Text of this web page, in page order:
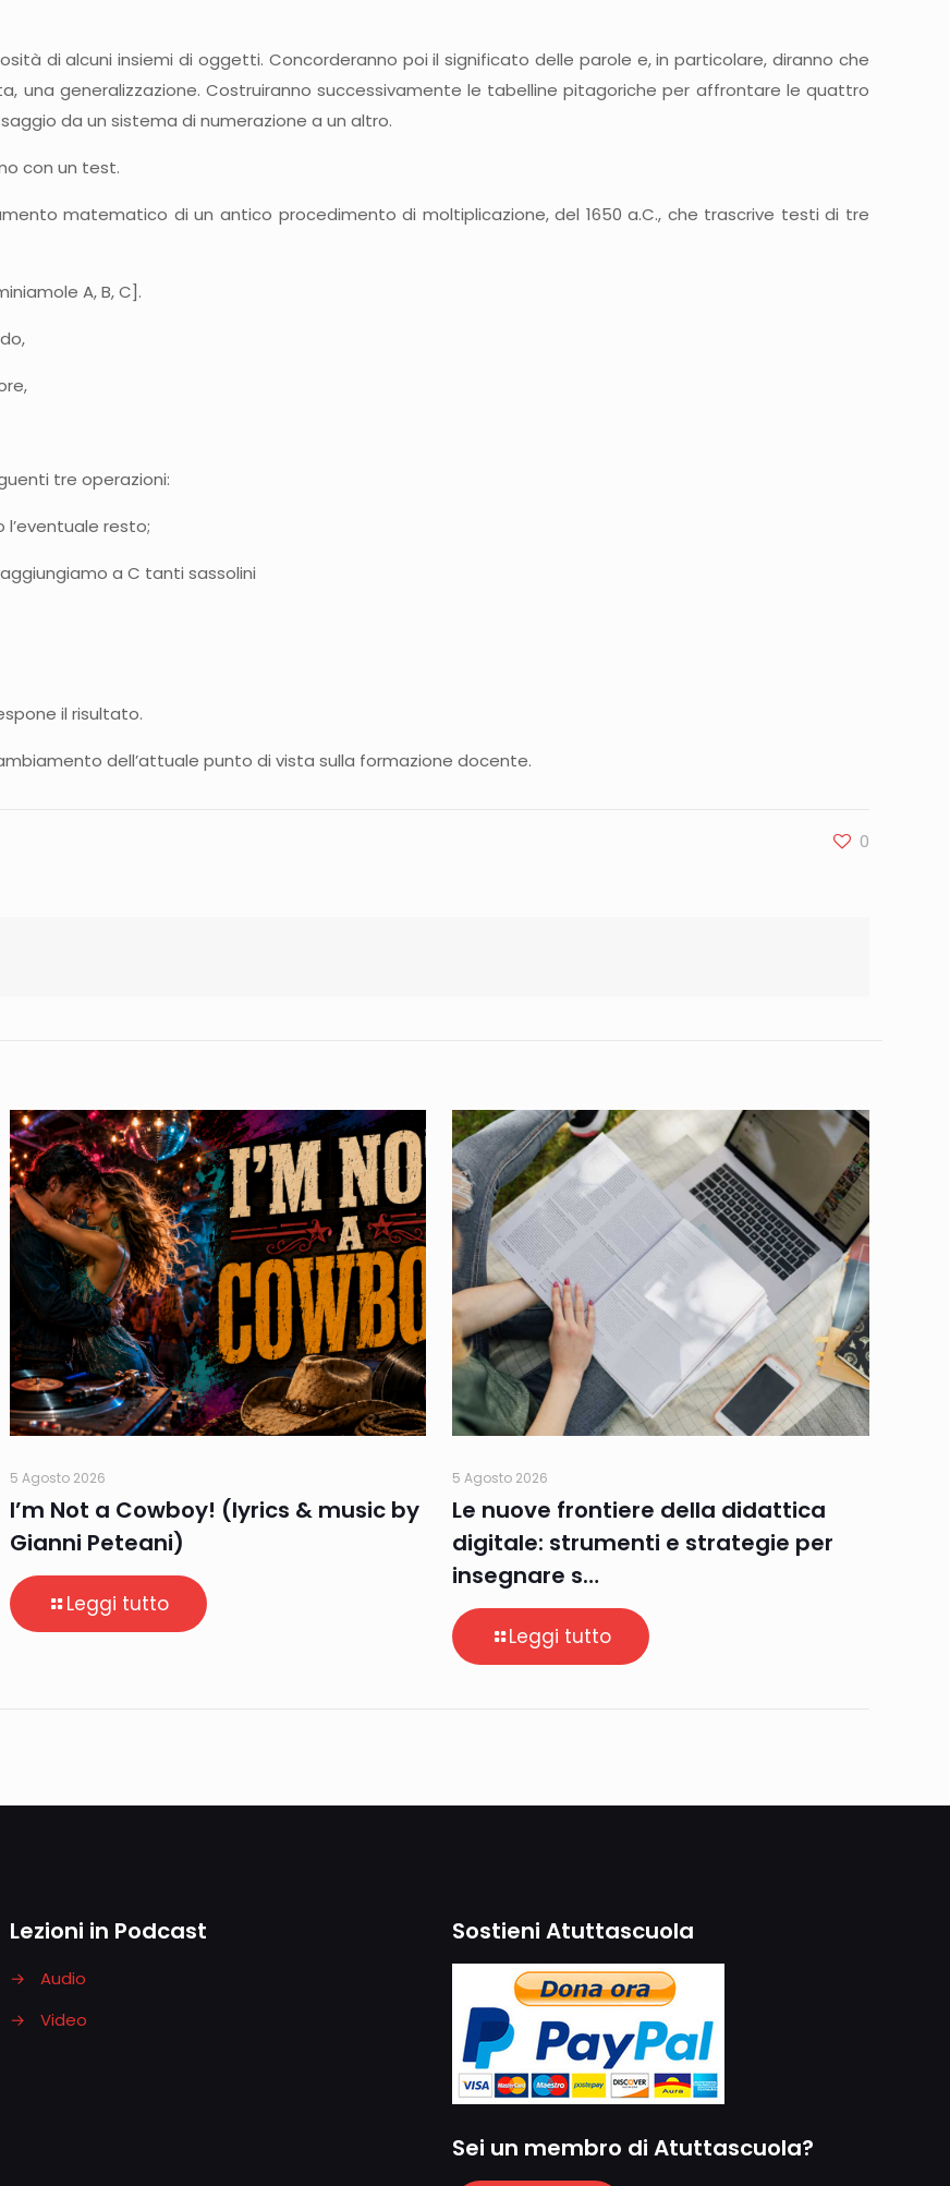
di alcuni insiemi di oggetti. Concorderanno poi il significato delle parole e, in particolare, diranno che
una generalizzazione. Costruiranno successivamente le tabelline pitagoriche per affrontare le quattro
da un sistema di numerazione a un altro.
con un test.
matematico di un antico procedimento di moltiplicazione, del 1650 a.C., che trascrive testi di tre
A, B, C].
tre operazioni:
l’eventuale resto;
a C tanti sassolini
il risultato.
dell’attuale punto di vista sulla formazione docente.
0
5 Agosto 2026
I’m Not a Cowboy! (lyrics & music by
Gianni Peteani)
Leggi tutto
5 Agosto 2026
Le nuove frontiere della didattica
digitale: strumenti e strategie per
insegnare s…
Leggi tutto
Lezioni in Podcast
→
Audio
→
Video
Sostieni Atuttascuola
Sei un membro di Atuttascuola?